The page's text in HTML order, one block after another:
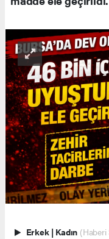
Erkek | Kadın (Haberi